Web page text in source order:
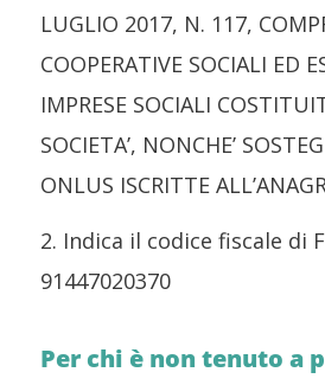
LUGLIO 2017, N. 117,
COOPERATIVE SOCIALI ED
IMPRESE SOCIALI
SOCIETA’, NONCHE’
ONLUS ISCRITTE
2. Indica il codice fiscale di
91447020370
Per chi è non tenuto a